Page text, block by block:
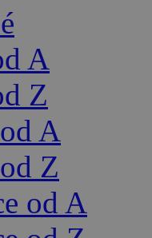
A
Z
A
Z
od A